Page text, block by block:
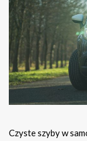
Czyste szyby w